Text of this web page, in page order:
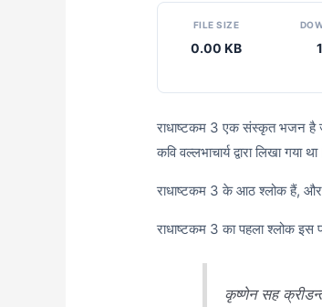
FILE SIZE
0.00 KB
राधाष्टकम 3 एक संस्कृत भजन है
कवि वल्लभाचार्य द्वारा लिखा गया
राधाष्टकम 3 के आठ श्लोक हैं,
राधाष्टकम 3 का पहला श्लोक इस
कृष्णेन सह